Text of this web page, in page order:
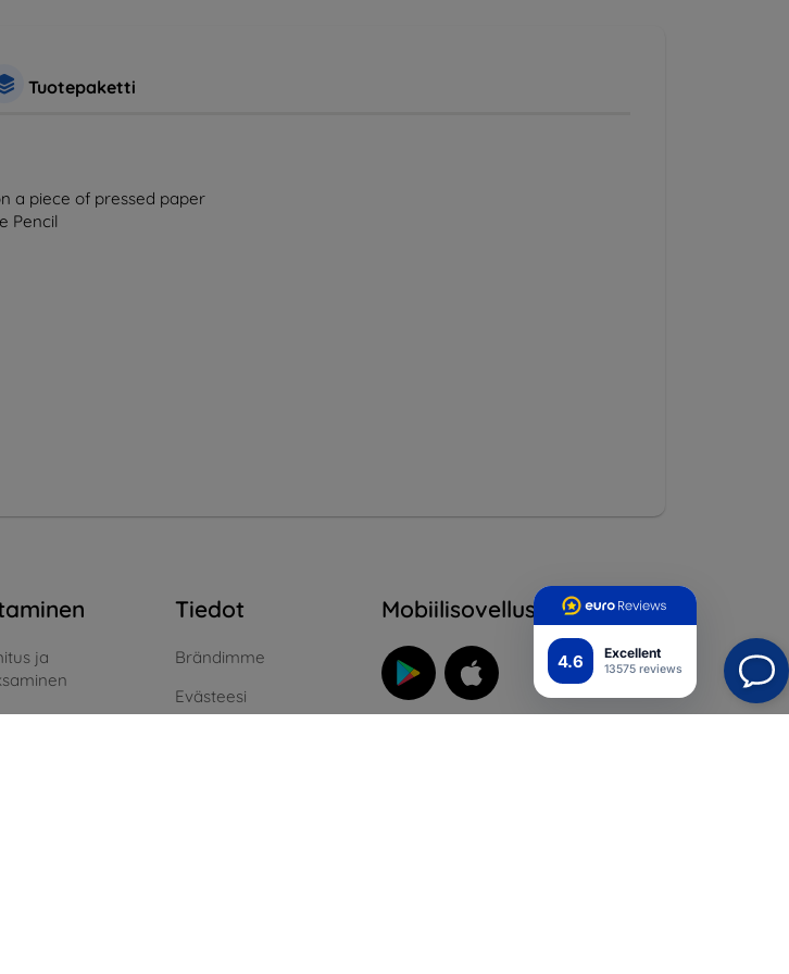
4.6 Excellent
13575 reviews
Tuotepaketti
a piece of pressed paper
Pencil
ja
Tiedot
Brändimme
Evästeesi
Mobiilisovellus